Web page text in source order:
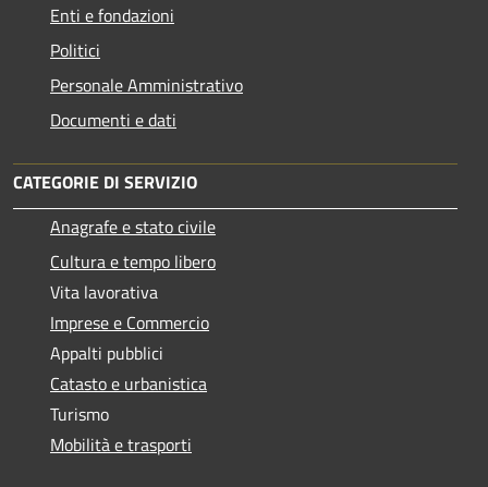
Enti e fondazioni
Politici
Personale Amministrativo
Documenti e dati
CATEGORIE DI SERVIZIO
Anagrafe e stato civile
Cultura e tempo libero
Vita lavorativa
Imprese e Commercio
Appalti pubblici
Catasto e urbanistica
Turismo
Mobilità e trasporti